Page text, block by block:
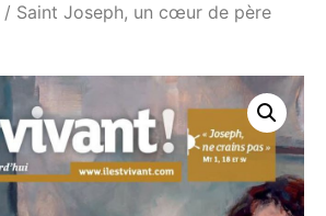
/ Saint Joseph, un cœur de père